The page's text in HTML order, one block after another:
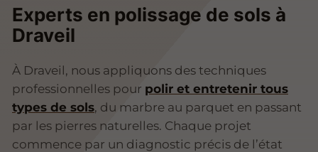
Experts en polissage de sols à
Draveil
À Draveil, nous appliquons des techniques
professionnelles pour polir et entretenir tous
types de sols, du marbre au parquet en passant
par les pierres naturelles. Chaque projet
commence par un diagnostic précis de l’état